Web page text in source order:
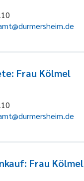
Frau Kölmel
Frau Kölmel